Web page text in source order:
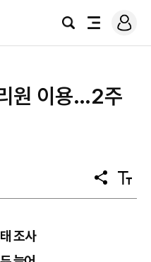
검
전
로
그
원 이용…2주
공
유
텍
스
조사